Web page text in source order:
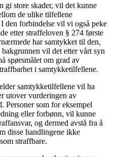
gi store skader, vil det kunne
de ulike tilfellene
den forbindelse vil vi også peke
etter straffeloven § 274 første
har samtykket til den,
vil det etter vårt syn
spørsmålet om grad av
i samtykketilfellene.
samtykketilfellene vil ha
utover vurderingen av
Personer som for eksempel
eller forbønn, vil kunne
og dermed avstå fra å
disse handlingene ikke
straffbare.